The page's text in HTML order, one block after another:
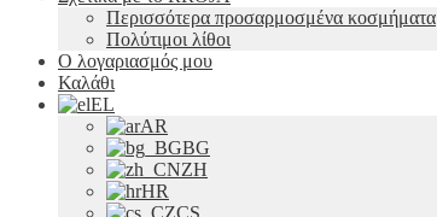
Περισσότερα προσαρμοσμένα κοσμήματα
Πολύτιμοι λίθοι
Ο λογαριασμός μου
Καλάθι
EL
AR
BG
ZH
HR
CS